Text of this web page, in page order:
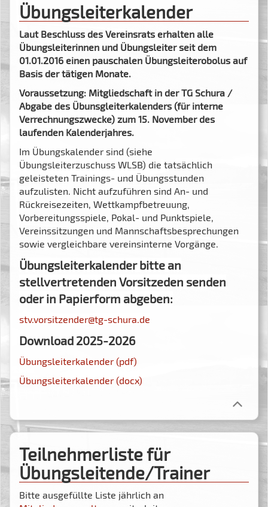
Übungsleiterkalender
Laut Beschluss des Vereinsrats erhalten alle
Übungsleiterinnen und Übungsleiter seit dem
01.01.2016 einen pauschalen Übungsleiterobolus auf
Basis der tätigen Monate.
Voraussetzung: Mitgliedschaft in der TG Schura /
Abgabe des Übunsgleiterkalenders (für interne
Verrechnungszwecke) zum 15. November des
laufenden Kalenderjahres.
Im Übungskalender sind (siehe
Übungsleiterzuschuss WLSB) die tatsächlich
geleisteten Trainings- und Übungsstunden
aufzulisten. Nicht aufzuführen sind An- und
Rückreisezeiten, Wettkampfbetreuung,
Vorbereitungsspiele, Pokal- und Punktspiele,
Vereinssitzungen und Mannschaftsbesprechungen
sowie vergleichbare vereinsinterne Vorgänge.
Übungsleiterkalender bitte an
stellvertretenden Vorsitzeden senden
oder in Papierform abgeben:
stv.vorsitzender@tg-schura.de
Download 2025-2026
Übungsleiterkalender (pdf)
Übungsleiterkalender (docx)
Teilnehmerliste für
Übungsleitende/Trainer
Bitte ausgefüllte Liste jährlich an